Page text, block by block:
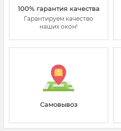
100% гарантия качества
Гарантируем качество
наших окон!
Самовывоз